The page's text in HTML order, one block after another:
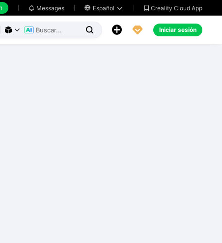
 Messages  Español   Creality Cloud App
     Iniciar sesión